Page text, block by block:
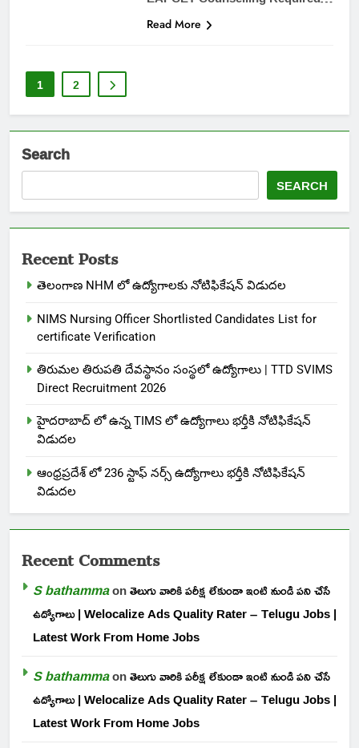
Read More
1 2
Search
SEARCH
Recent Posts
తెలంగాణ NHM లో ఉద్యోగాలకు నోటిఫికేషన్ విడుదల
NIMS Nursing Officer Shortlisted Candidates List for
certificate Verification
తిరుమల తిరుపతి దేవస్థానం సంస్థలో ఉద్యోగాలు | TTD SVIMS
Direct Recruitment 2026
హైదరాబాద్ లో ఉన్న TIMS లో ఉద్యోగాలు భర్తీకి నోటిఫికేషన్
విడుదల
ఆంధ్రప్రదేశ్ లో 236 స్టాఫ్ నర్స్ ఉద్యోగాలు భర్తీకి నోటిఫికేషన్
విడుదల
Recent Comments
S bathammaonతెలుగు వారికి పరీక్ష లేకుండా ఇంటి నుండి పని చేసే
ఉద్యోగాలు | Welocalize Ads Quality Rater – Telugu Jobs |
Latest Work From Home Jobs
S bathammaonతెలుగు వారికి పరీక్ష లేకుండా ఇంటి నుండి పని చేసే
ఉద్యోగాలు | Welocalize Ads Quality Rater – Telugu Jobs |
Latest Work From Home Jobs